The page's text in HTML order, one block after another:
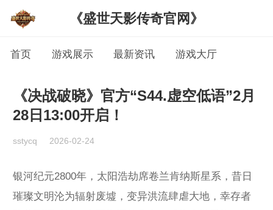
《盛世天影传奇官网》
首页 游戏展示 最新资讯 游戏大厅
《决战破晓》官方“S44.虚空低语”2月
28日13:00开启！
sstycq 2026-02-24
银河纪元2800年，太阳浩劫席卷兰肯纳斯星系，昔日
璀璨文明沦为辐射废墟，变异洪流肆虐大地，幸存者